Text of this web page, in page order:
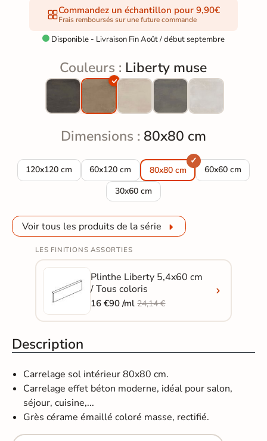
Commandez un échantillon pour 9,90€
Frais remboursés sur une future commande
 Disponible - Livraison Fin Août / début septembre
Couleurs : Liberty muse
Dimensions : 80x80 cm
120x120 cm
Carrelage sol effet béton Liberty muse 120x120 cm
60x120 cm
Carrelage sol effet béton Liberty muse
80x80 cm 60x60 cm
Carrelage sol
30x60 cm
Carrelage sol effet béton Liberty muse
Voir tous les produits de la série
LES FINITIONS ASSORTIES
Plinthe Liberty 5,4x60 cm
/ Tous coloris
16 €90 /ml24,14 €
Description
Carrelage sol intérieur 80x80 cm.
Carrelage effet béton moderne, idéal pour salon,
séjour, cuisine,...
Grès cérame émaillé coloré masse, rectifié.